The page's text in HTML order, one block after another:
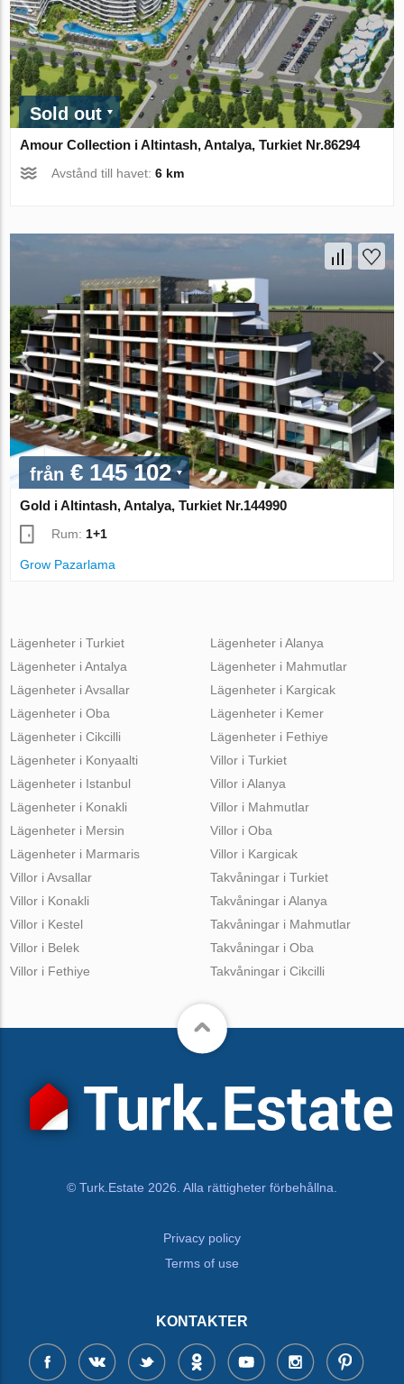
Sold out
Amour Collection i Altintash, Antalya, Turkiet Nr.86294
Avstånd till havet:6 km
från € 145 102
Gold i Altintash, Antalya, Turkiet Nr.144990
Rum:1+1
Grow Pazarlama
Lägenheter i Turkiet
Lägenheter i Antalya
Lägenheter i Avsallar
Lägenheter i Oba
Lägenheter i Cikcilli
Lägenheter i Alanya
Lägenheter i Mahmutlar
Lägenheter i Kargicak
Lägenheter i Kemer
Lägenheter i Fethiye
Lägenheter i Konyaalti
Lägenheter i Istanbul
Lägenheter i Konakli
Lägenheter i Mersin
Lägenheter i Marmaris
Villor i Turkiet
Villor i Alanya
Villor i Mahmutlar
Villor i Oba
Villor i Kargicak
Villor i Avsallar
Villor i Konakli
Villor i Kestel
Villor i Belek
Villor i Fethiye
Takvåningar i Turkiet
Takvåningar i Alanya
Takvåningar i Mahmutlar
Takvåningar i Oba
Takvåningar i Cikcilli
© Turk.Estate 2026. Alla rättigheter förbehållna.
Privacy policy
Terms of use
KONTAKTER